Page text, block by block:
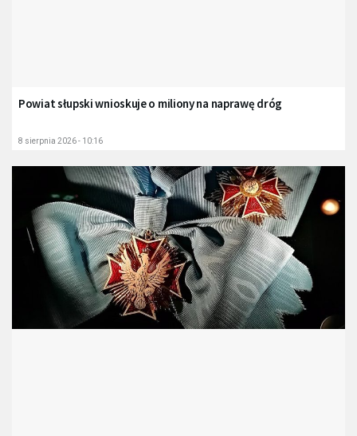
Powiat słupski wnioskuje o miliony na naprawę dróg
8 sierpnia 2026 - 10:16